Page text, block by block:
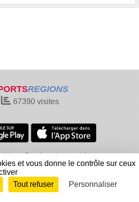
REGIONS
67390visites
Gestion des cookies
Signaler un contenu inapproprié
Connexion
et vous donne le contrôle sur ceux
Tout refuser Personnaliser